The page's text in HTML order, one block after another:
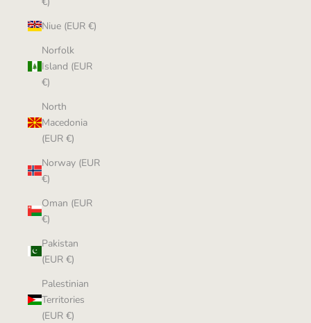
Niue (EUR €)
Norfolk
Island (EUR
€)
North
Macedonia
(EUR €)
Norway (EUR
€)
Oman (EUR
€)
Pakistan
(EUR €)
Palestinian
Territories
(EUR €)